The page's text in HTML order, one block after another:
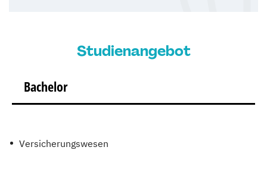
Studienangebot
Bachelor
Versicherungswesen